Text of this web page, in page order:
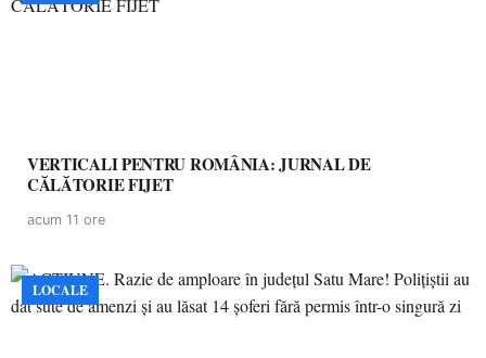
VERTICALI PENTRU ROMÂNIA: JURNAL DE
CĂLĂTORIE FIJET
acum 11 ore
LOCALE